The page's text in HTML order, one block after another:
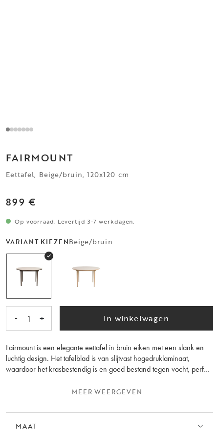
FAIRMOUNT
Eettafel, Beige/bruin, 120x120 cm
899 €
Op voorraad. Levertijd 3-7 werkdagen.
VARIANT KIEZENBeige/bruin
- 1 + In winkelwagen
Fairmount is een elegante eettafel in bruin eiken met een slank en
luchtig design. Het tafelblad is van slijtvast hogedruklaminaat,
waardoor het krasbestendig is en goed bestand tegen vocht, perfect
beige kleur van het tafelblad samen met de houten fineerrand en de
interieurs past.
MEER WEERGEVEN
MAAT